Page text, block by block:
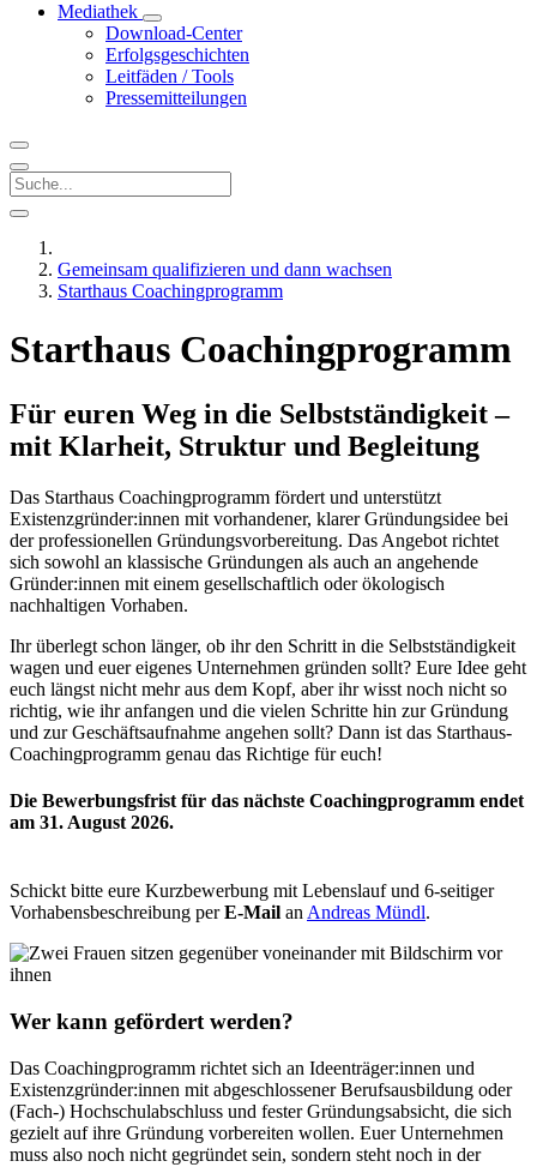
Mediathek
Download-Center
Erfolgsgeschichten
Leitfäden / Tools
Pressemitteilungen
Gemeinsam qualifizieren und dann wachsen
Starthaus Coachingprogramm
Starthaus Coachingprogramm
Für euren Weg in die Selbstständigkeit –
mit Klarheit, Struktur und Begleitung
Das Starthaus Coachingprogramm fördert und unterstützt
Existenzgründer:innen mit vorhandener, klarer Gründungsidee bei
der professionellen Gründungsvorbereitung. Das Angebot richtet
sich sowohl an klassische Gründungen als auch an angehende
Gründer:innen mit einem gesellschaftlich oder ökologisch
nachhaltigen Vorhaben.
Ihr überlegt schon länger, ob ihr den Schritt in die Selbstständigkeit
wagen und euer eigenes Unternehmen gründen sollt? Eure Idee geht
euch längst nicht mehr aus dem Kopf, aber ihr wisst noch nicht so
richtig, wie ihr anfangen und die vielen Schritte hin zur Gründung
und zur Geschäftsaufnahme angehen sollt? Dann ist das Starthaus-
Coachingprogramm genau das Richtige für euch!
Die Bewerbungsfrist für das nächste Coachingprogramm endet
am 31. August 2026.
Schickt bitte eure Kurzbewerbung mit Lebenslauf und 6-seitiger
Vorhabensbeschreibung perE-Mail an Andreas Mündl.
Wer kann gefördert werden?
Das Coachingprogramm richtet sich an Ideenträger:innen und
Existenzgründer:innen mit abgeschlossener Berufsausbildung oder
(Fach-) Hochschulabschluss und fester Gründungsabsicht, die sich
gezielt auf ihre Gründung vorbereiten wollen. Euer Unternehmen
muss also noch nicht gegründet sein, sondern steht noch in der